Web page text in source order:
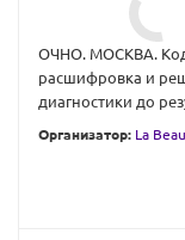
ОЧНО. МОСКВА. Код
расшифровка и
диагностики до
Организатор: La